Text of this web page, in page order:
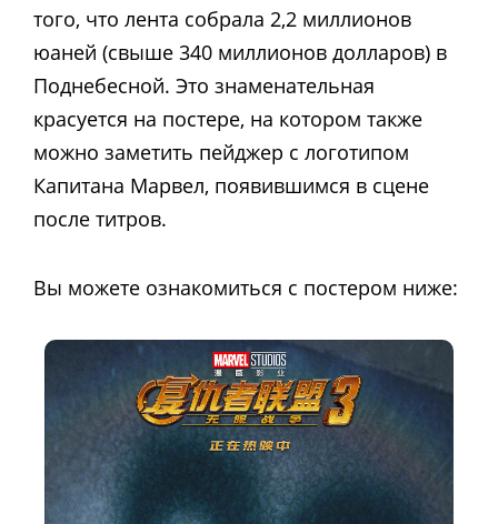
того, что лента собрала 2,2 миллионов
юаней (свыше 340 миллионов долларов) в
Поднебесной. Это знаменательная
красуется на постере, на котором также
можно заметить пейджер с логотипом
Капитана Марвел, появившимся в сцене
после титров.
Вы можете ознакомиться с постером ниже: